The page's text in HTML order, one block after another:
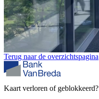
Terug naar de overzichtspagina
Kaart verloren of geblokkeerd?